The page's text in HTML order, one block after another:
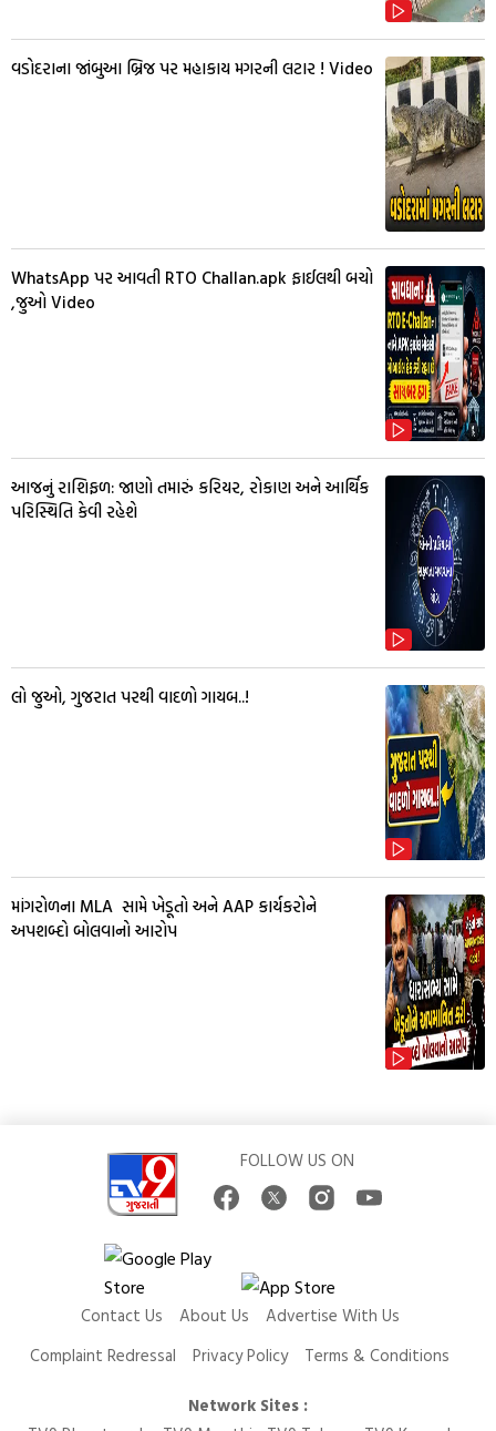
વડોદરાના જાંબુઆ બ્રિજ પર મહાકાય મગરની લટાર ! Video
WhatsApp પર આવતી RTO Challan.apk ફાઈલથી બચો
,જુઓ Video
આજનું રાશિફળ: જાણો તમારું કરિયર, રોકાણ અને આર્થિક
પરિસ્થિતિ કેવી રહેશે
લો જુઓ, ગુજરાત પરથી વાદળો ગાયબ..!
માંગરોળના MLA સામે ખેડૂતો અને AAP કાર્યકરોને
અપશબ્દો બોલવાનો આરોપ
FOLLOW US ON
Contact Us About Us
Advertise With Us
Complaint Redressal
Privacy Policy
Terms & Conditions
Network Sites :